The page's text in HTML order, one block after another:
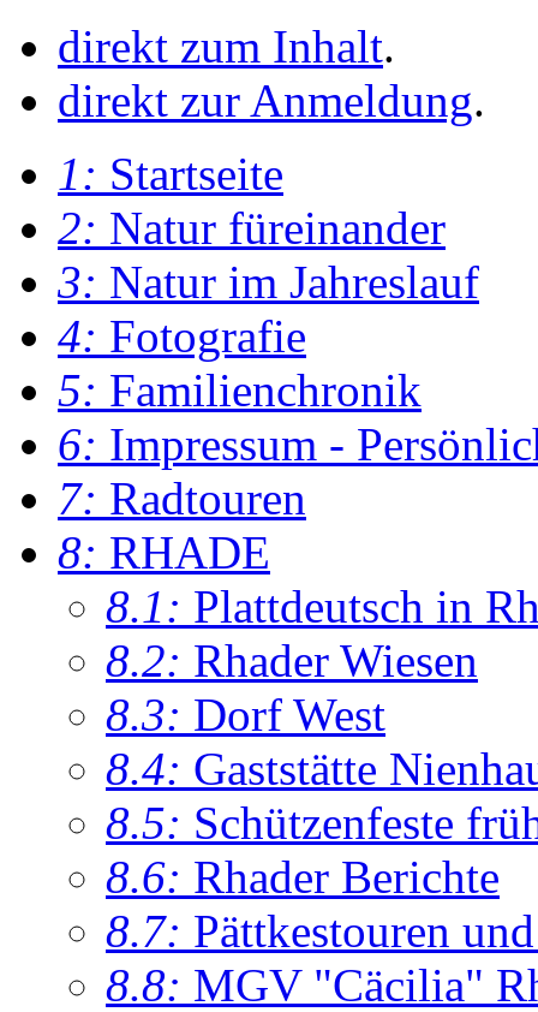
direkt zum Inhalt.
direkt zur Anmeldung.
1: Startseite
2: Natur füreinander
3: Natur im Jahreslauf
4: Fotografie
5: Familienchronik
6: Impressum -
7: Radtouren
8: RHADE
8.1: Plattdeutsch in
8.2: Rhader Wiesen
8.3: Dorf West
8.4: Gaststätte
8.5: Schützenfeste
8.6: Rhader Berichte
8.7: Pättkestouren
8.8: MGV "Cäcilia"